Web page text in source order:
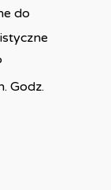
do
Godz.